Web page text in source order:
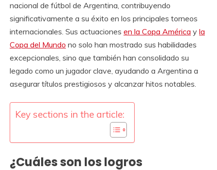
nacional de fútbol de Argentina, contribuyendo
significativamente a su éxito en los principales torneos
internacionales. Sus actuaciones en la Copa América y la
Copa del Mundo no solo han mostrado sus habilidades
excepcionales, sino que también han consolidado su
legado como un jugador clave, ayudando a Argentina a
asegurar títulos prestigiosos y alcanzar hitos notables.
Key sections in the article:
¿Cuáles son los logros